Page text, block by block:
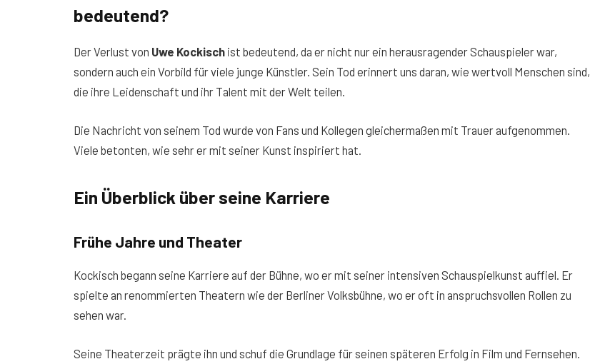
bedeutend?
Der Verlust von Uwe Kockisch ist bedeutend, da er nicht nur ein herausragender Schauspieler war,
sondern auch ein Vorbild für viele junge Künstler. Sein Tod erinnert uns daran, wie wertvoll Menschen sind,
die ihre Leidenschaft und ihr Talent mit der Welt teilen.
Die Nachricht von seinem Tod wurde von Fans und Kollegen gleichermaßen mit Trauer aufgenommen.
Viele betonten, wie sehr er mit seiner Kunst inspiriert hat.
Ein Überblick über seine Karriere
Frühe Jahre und Theater
Kockisch begann seine Karriere auf der Bühne, wo er mit seiner intensiven Schauspielkunst auffiel. Er
spielte an renommierten Theatern wie der Berliner Volksbühne, wo er oft in anspruchsvollen Rollen zu
sehen war.
Seine Theaterzeit prägte ihn und schuf die Grundlage für seinen späteren Erfolg in Film und Fernsehen.